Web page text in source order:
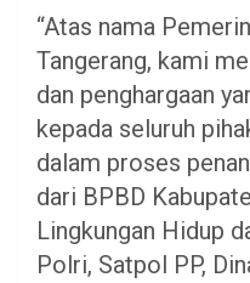
“Atas nama
Tangerang, kami
dan penghargaan
kepada seluruh
dalam proses
dari BPBD
Lingkungan Hidup
Polri, Satpol PP,